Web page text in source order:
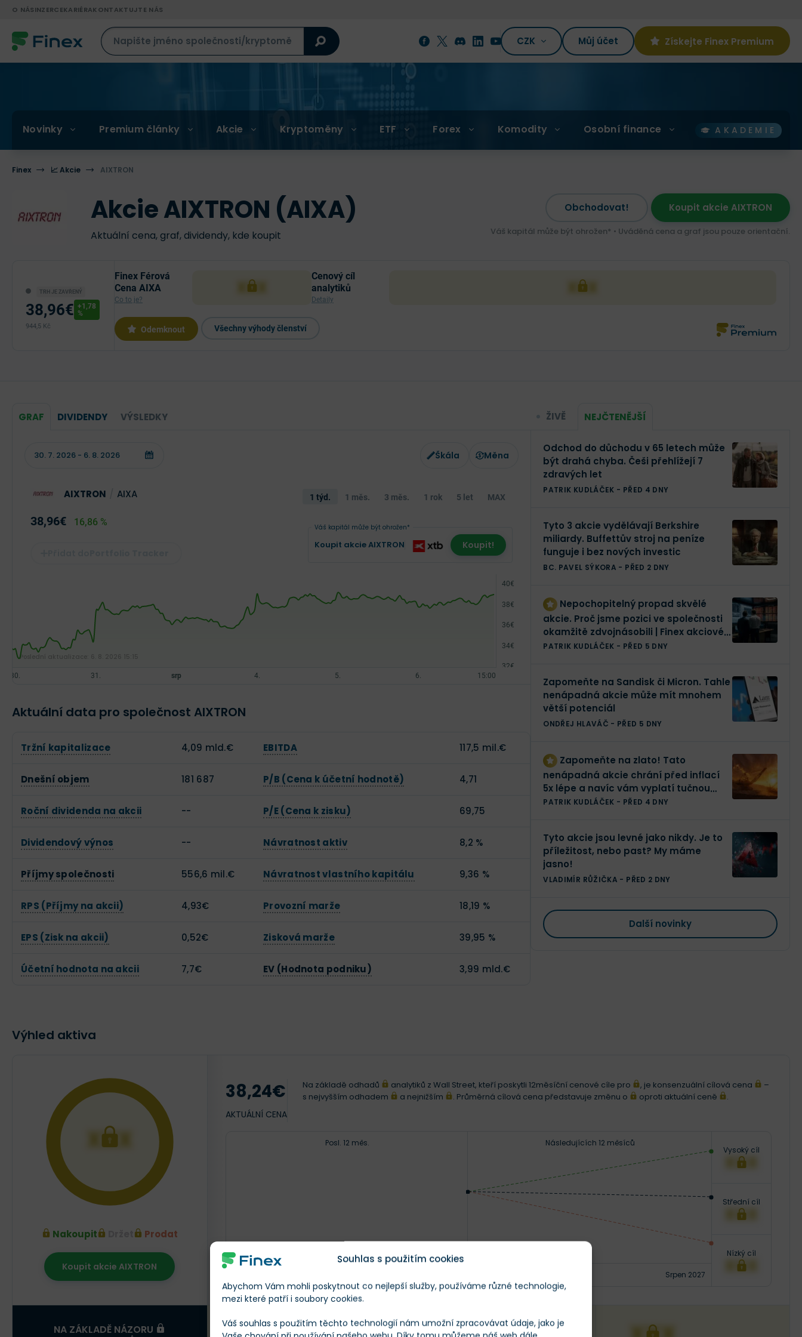
Souhlas s použitím cookies
Abychom Vám mohli poskytnout co nejlepší služby, používáme různé technologie,
mezi které patří i soubory cookies.
Váš souhlas s použitím těchto technologií nám umožní zpracovávat údaje, jako je
O NÁSINZERCEKARIÉRAKONTAKTUJTE NÁS
CZK Můj účet Získejte Finex Premium
Novinky Premium články Akcie Kryptoměny ETF Forex Komodity Osobní finance AKADEMIE
Finex 📈 Akcie AIXTRON
Akcie AIXTRON (AIXA)
Aktuální cena, graf, dividendy, kde koupit
Obchodovat! Koupit akcie AIXTRON
Váš kapitál může být ohrožen* • Uváděná cena a graf jsou pouze orientační.
TRH JE ZAVŘENÝ
38,96€ +1,78
%
944,5 Kč
Finex Férová
Cena AIXA
Co to je?
XXX
Cenový cíl
analytiků
Detaily
XXX
Odemknout Všechny výhody členství
GRAF DIVIDENDY VÝSLEDKY
Škála Měna
AIXTRON AIXA
38,96€ 16,86 %
1 týd. 1 měs. 3 měs. 1 rok 5 let MAX
Koupit akcie AIXTRON
Váš kapitál může být ohrožen*
Koupit!
Poslední aktualizace:
Aktuální data pro společnost AIXTRON
Tržní kapitalizace 4,09 mld.€ EBITDA 117,5 mil.€
Dnešní objem 181 687 P/B (Cena k účetní hodnotě) 4,71
Roční dividenda na akcii -- P/E (Cena k zisku) 69,75
Dividendový výnos -- Návratnost aktiv 8,2 %
Příjmy společnosti 556,6 mil.€ Návratnost vlastního kapitálu 9,36 %
RPS (Příjmy na akcii) 4,93€ Provozní marže 18,19 %
EPS (Zisk na akcii) 0,52€ Zisková marže 39,95 %
Účetní hodnota na akcii 7,7€ EV (Hodnota podniku) 3,99 mld.€
ŽIVĚ NEJČTENĚJŠÍ
Odchod do důchodu v 65 letech může
být drahá chyba. Češi přehlížejí 7
zdravých let
PATRIK KUDLÁČEK - PŘED 4 DNY
Tyto 3 akcie vydělávají Berkshire
miliardy. Buffettův stroj na peníze
funguje i bez nových investic
BC. PAVEL SÝKORA - PŘED 2 DNY
Nepochopitelný propad skvělé
akcie. Proč jsme pozici ve společnosti
okamžitě zdvojnásobili | Finex akciové
portfolio
PATRIK KUDLÁČEK - PŘED 5 DNY
Zapomeňte na Sandisk či Micron. Tahle
nenápadná akcie může mít mnohem
větší potenciál
ONDŘEJ HLAVÁČ - PŘED 5 DNY
Zapomeňte na zlato! Tato
nenápadná akcie chrání před inflací
5x lépe a navíc vám vyplatí tučnou
dividendu
PATRIK KUDLÁČEK - PŘED 4 DNY
Tyto akcie jsou levné jako nikdy. Je to
příležitost, nebo past? My máme
jasno!
VLADIMÍR RŮŽIČKA - PŘED 2 DNY
Další novinky
Výhled aktiva
XXX
Nakoupit Prodat
Koupit akcie AIXTRON
38,24€
AKTUÁLNÍ CENA
Na základě odhadů analytiků z Wall Street, kteří poskytli 12měsíční cenové cíle pro , je konsenzuální cílová cena
–
s nejvyšším odhadem
a nejnižším . Průměrná cílová cena představuje změnu o oproti aktuální ceně .
Posl. 12 měs. Následujících 12 měsíců
Srpen 2027
Vysoký cíl
XXX
Střední cíl
XXX
Nízký cíl
XXX
NA ZÁKLADĚ NÁZORU